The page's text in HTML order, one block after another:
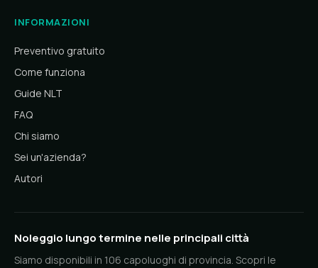
INFORMAZIONI
Preventivo gratuito
Come funziona
Guide NLT
FAQ
Chi siamo
Sei un'azienda?
Autori
Noleggio lungo termine nelle principali città
Siamo disponibili in 106 capoluoghi di provincia. Scopri le